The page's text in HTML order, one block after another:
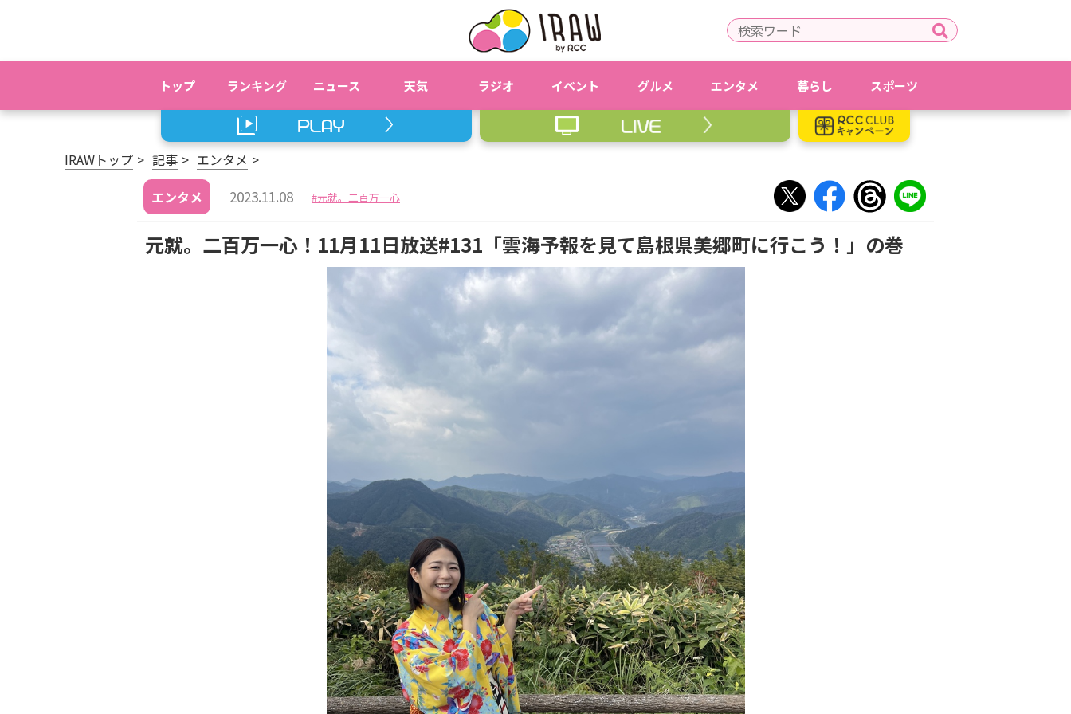
トップ ランキング ニュース 天気 ラジオ イベント グルメ エンタメ 暮らし スポーツ
IRAWトップ 記事
エンタメ
エンタメ
2023.11.08 元就。二百万一心
元就。二百万一心！11月11日放送#131「雲海予報を見て島根県美郷町に行こう！」の巻